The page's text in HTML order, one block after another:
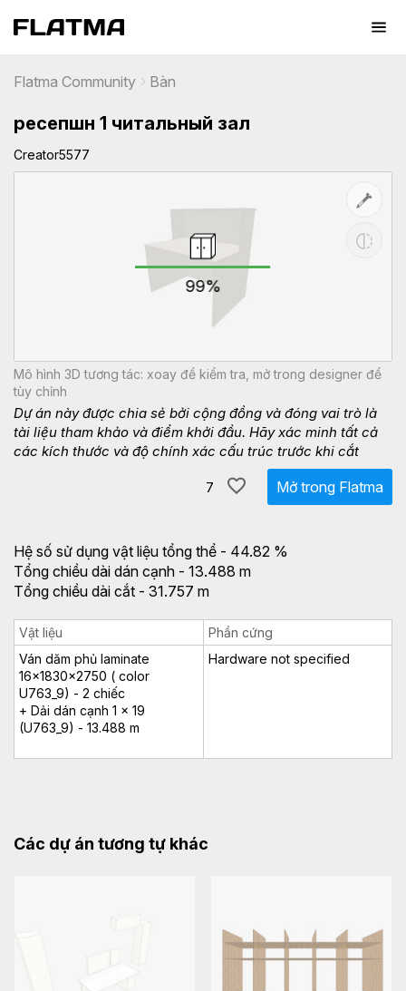
Flatma Community Bàn
ресепшн 1 читальный зал
Creator5577
99%
Mô hình 3D tương tác: xoay để kiểm tra, mở trong designer để
tùy chỉnh
Dự án này được chia sẻ bởi cộng đồng và đóng vai trò là
tài liệu tham khảo và điểm khởi đầu. Hãy xác minh tất cả
các kích thước và độ chính xác cấu trúc trước khi cắt
7 Mở trong Flatma
Hệ số sử dụng vật liệu tổng thể - 44.82 %
Tổng chiều dài dán cạnh - 13.488 m
Tổng chiều dài cắt - 31.757 m
Vật liệu
Phần cứng
Ván dăm phủ laminate
16x1830x2750 ( color
U763_9) - 2 chiếc
+ Dải dán cạnh 1 x 19
(U763_9) - 13.488 m
Hardware not specified
Các dự án tương tự khác